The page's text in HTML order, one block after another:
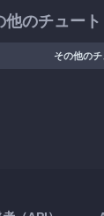
他のチュー
その他の